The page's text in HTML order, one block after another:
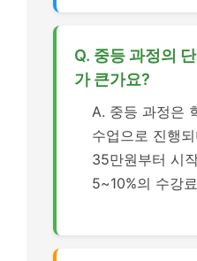
Q. 중등 과정의
가 큰가요?
A. 중등 과정은
수업으로 진행
35만원부터 시
5~10%의 수강